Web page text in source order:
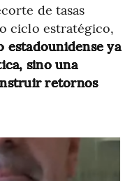
de tasas
ciclo estratégico,
estadounidense ya
sino una
retornos